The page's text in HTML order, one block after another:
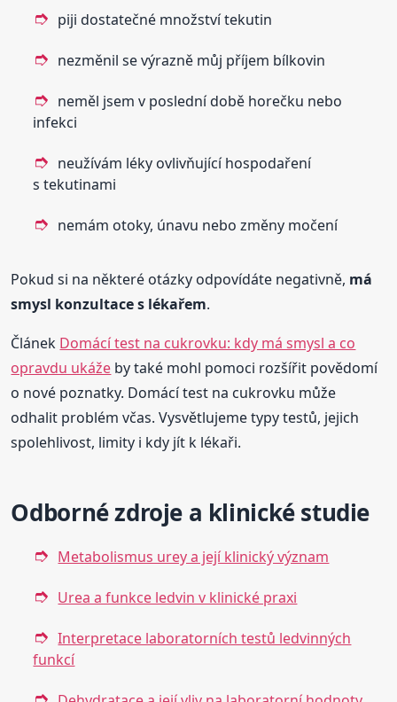
piji dostatečné množství tekutin
nezměnil se výrazně můj příjem bílkovin
neměl jsem v poslední době horečku nebo
infekci
neužívám léky ovlivňující hospodaření
s tekutinami
nemám otoky, únavu nebo změny močení
Pokud si na některé otázky odpovídáte negativně, má
smysl konzultace s lékařem.
Článek Domácí test na cukrovku: kdy má smysl a co
opravdu ukáže by také mohl pomoci rozšířit povědomí
o nové poznatky. Domácí test na cukrovku může
odhalit problém včas. Vysvětlujeme typy testů, jejich
spolehlivost, limity i kdy jít k lékaři.
Odborné zdroje a klinické studie
Metabolismus urey a její klinický význam
Urea a funkce ledvin v klinické praxi
Interpretace laboratorních testů ledvinných
funkcí